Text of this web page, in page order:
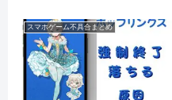
スマホゲーム不具合まとめ